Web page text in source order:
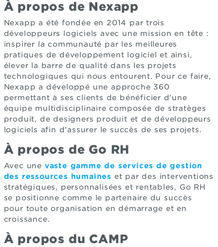
À propos de Nexapp
Nexapp a été fondée en 2014 par trois
développeurs logiciels avec une mission en tête :
inspirer la communauté par les meilleures
pratiques de développement logiciel et ainsi,
élever la barre de qualité dans les projets
technologiques qui nous entourent. Pour ce faire,
Nexapp a développé une approche 360
permettant à ses clients de bénéficier d'une
équipe multidisciplinaire composée de stratèges
produit, de designers produit et de développeurs
logiciels afin d'assurer le succès de ses projets.
À propos de Go RH
Avec une vaste gamme de services de gestion
des ressources humaines et par des interventions
stratégiques, personnalisées et rentables, Go RH
se positionne comme le partenaire du succès
pour toute organisation en démarrage et en
croissance.
À propos du CAMP